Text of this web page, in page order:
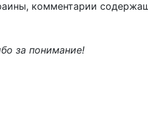
комментарии
за понимание!